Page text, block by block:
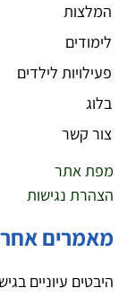
המלצות
לימודים
פעילויות לילדים
בלוג
צור קשר
מפת אתר
הצהרת נגישות
מאמרים
היבטים עיוניים